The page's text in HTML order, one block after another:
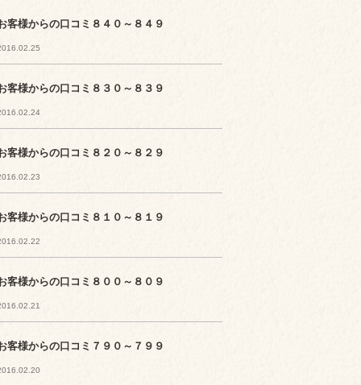
客様からの口コミ８４０～８４９
客様からの口コミ８３０～８３９
客様からの口コミ８２０～８２９
客様からの口コミ８１０～８１９
客様からの口コミ８００～８０９
客様からの口コミ７９０～７９９